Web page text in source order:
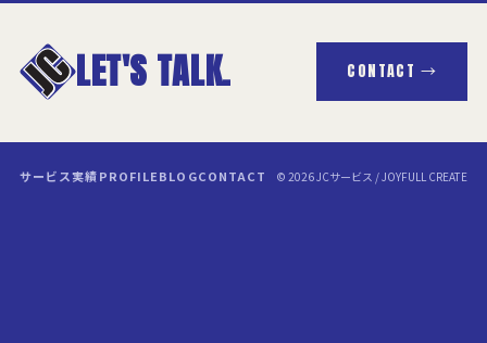
LET'S TALK. CONTACT →
サービス実績PROFILEBLOGCONTACT © 2026 JCサービス / JOYFULL CREATE